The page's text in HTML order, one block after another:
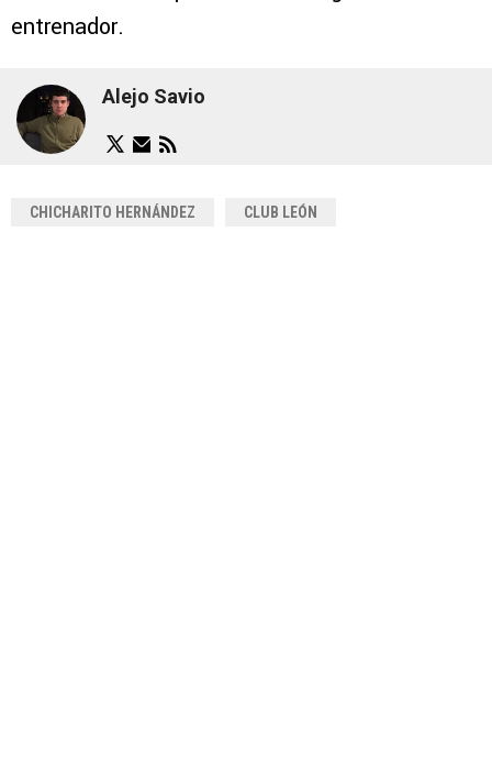
entrenador.
Alejo Savio
CHICHARITO HERNÁNDEZ CLUB LEÓN